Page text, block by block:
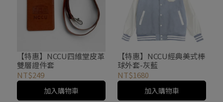
【特惠】NCCU四維堂皮革
雙層證件套
NT$249
加入購物車
【特惠】NCCU經典美式棒
球外套-灰藍
NT$1680
加入購物車